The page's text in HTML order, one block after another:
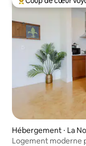
Coups de cœur
Hébergement ⋅ La
Logement moderne